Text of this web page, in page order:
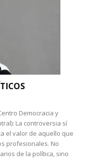
Democracia y
La controversia sí
el valor de aquello que
profesionales. No
de la política, sino